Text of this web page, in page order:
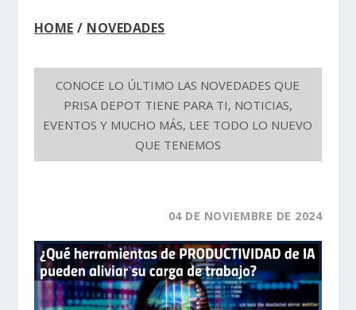
HOME / NOVEDADES
CONOCE LO ÚLTIMO LAS NOVEDADES QUE
PRISA DEPOT TIENE PARA TI, NOTICIAS,
EVENTOS Y MUCHO MÁS, LEE TODO LO NUEVO
QUE TENEMOS
04 DE NOVIEMBRE DE 2024